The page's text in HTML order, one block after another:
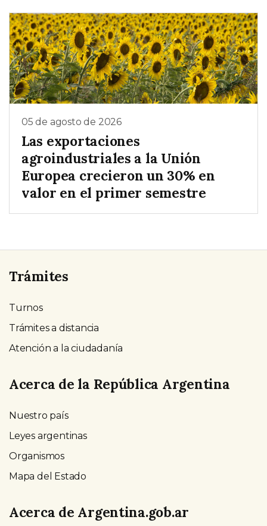
05 de agosto de 2026
Las exportaciones
agroindustriales a la Unión
Europea crecieron un 30% en
valor en el primer semestre
Trámites
Turnos
Trámites a distancia
Atención a la ciudadanía
Acerca de la República Argentina
Nuestro país
Leyes argentinas
Organismos
Mapa del Estado
Acerca de Argentina.gob.ar